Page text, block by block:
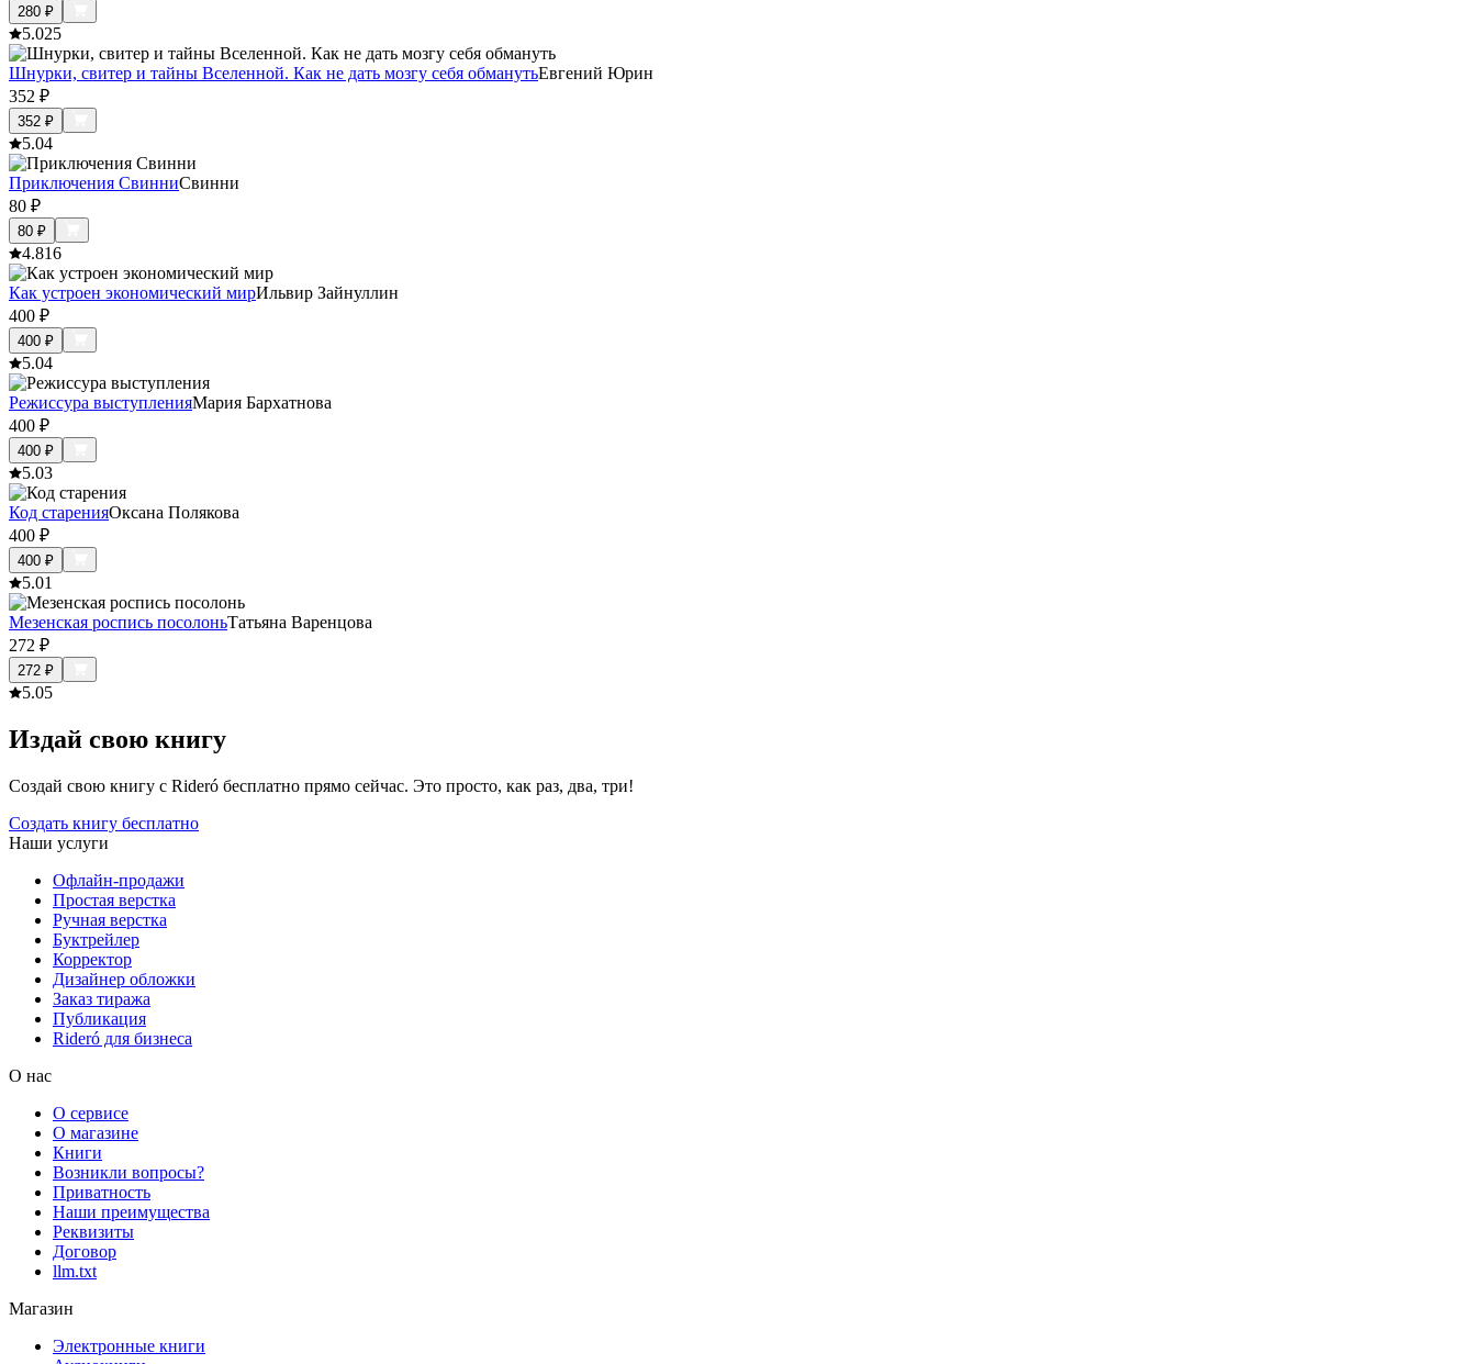
280 ₽
5.025
Шнурки, свитер и тайны Вселенной. Как не дать мозгу себя обманутьЕвгений Юрин
352 ₽
352 ₽
5.04
Приключения СвинниСвинни
80 ₽
80 ₽
4.816
Как устроен экономический мирИльвир Зайнуллин
400 ₽
400 ₽
5.04
Режиссура выступленияМария Бархатнова
400 ₽
400 ₽
5.03
Код старенияОксана Полякова
400 ₽
400 ₽
5.01
Мезенская роспись посолоньТатьяна Варенцова
272 ₽
272 ₽
5.05
Издай свою книгу
Создай свою книгу с Rideró бесплатно прямо сейчас. Это просто, как раз, два, три!
Создать книгу бесплатно
Наши услуги
Офлайн-продажи
Простая верстка
Ручная верстка
Буктрейлер
Корректор
Дизайнер обложки
Заказ тиража
Публикация
Rideró для бизнеса
О нас
О сервисе
О магазине
Книги
Возникли вопросы?
Приватность
Наши преимущества
Реквизиты
Договор
llm.txt
Магазин
Электронные книги